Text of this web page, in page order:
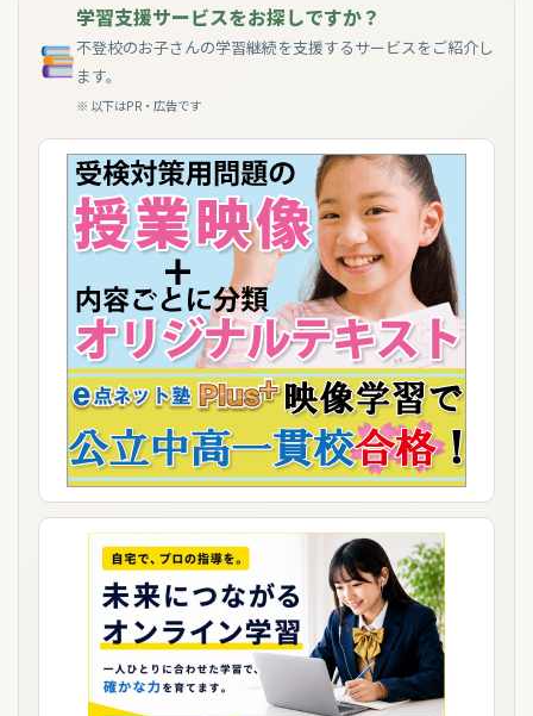
学習支援サービスをお探しですか？
不登校のお子さんの学習継続を支援するサービスをご紹介し
ます。
※ 以下はPR・広告です